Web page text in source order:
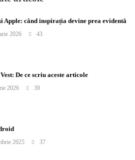
Apple: când inspirația devine prea evidentă
2026 43
De ce scriu aceste articole
2026 39
2025 37